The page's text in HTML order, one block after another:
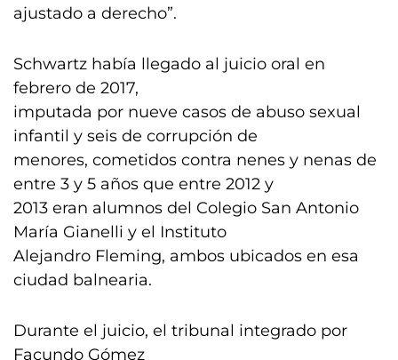
ajustado a derecho”.
Schwartz había llegado al juicio oral en
febrero de 2017,
imputada por nueve casos de abuso sexual
infantil y seis de corrupción de
menores, cometidos contra nenes y nenas de
entre 3 y 5 años que entre 2012 y
2013 eran alumnos del Colegio San Antonio
María Gianelli y el Instituto
Alejandro Fleming, ambos ubicados en esa
ciudad balnearia.
Durante el juicio, el tribunal integrado por
Facundo Gómez